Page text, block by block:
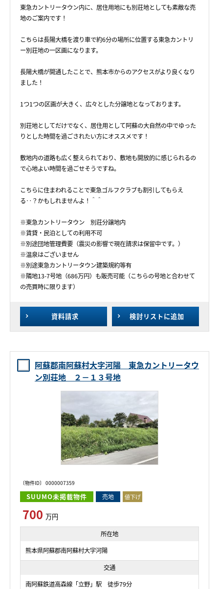
資料請求 検討リストに追加
東急カントリータウン内に、居住用地にも別荘地としても素敵な売
地のご案内です！
こちらは長陽大橋を渡り車で約6分の場所に位置する東急カントリ
ー別荘地の一区画になります。
長陽大橋が開通したことで、熊本市からのアクセスがより良くなり
ました！
1つ1つの区画が大きく、広々とした分譲地となっております。
別荘地としてだけでなく、居住用として阿蘇の大自然の中でゆった
りとした時間を過ごされたい方にオススメです！
敷地内の道路も広く整えられており、敷地も開放的に感じられるの
で心地よい時間を過ごせそうですね。
こちらに住まわれることで東急ゴルフクラブも割引してもらえ
る‥？かもしれませんよ！＾＾
※東急カントリータウン 別荘分譲地内
※賃貸・民泊としての利用不可
※別途団地管理費要（震災の影響で現在請求は保留中です。）
※温泉はございません
※別途東急カントリータウン建築規約等有
※隣地13-7号地（686万円）も販売可能（こちらの号地と合わせて
の売買時に限ります）
阿蘇郡南阿蘇村大字河陽 東急カントリータウ
ン別荘地 ２－１３号地
〔物件ID〕 0000007359
SUUMO未掲載物件 売地 値下げ
700 万円
所在地
熊本県阿蘇郡南阿蘇村大字河陽
交通
南阿蘇鉄道高森線「立野」駅 徒歩79分